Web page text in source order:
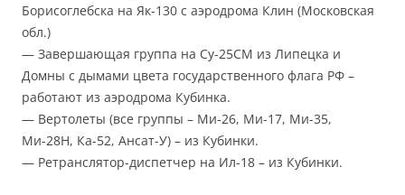
Борисоглебска на Як-130 с аэродрома Клин (Московская
обл.)
— Завершающая группа на Су-25СМ из Липецка и
Домны с дымами цвета государственного флага РФ –
работают из аэродрома Кубинка.
— Вертолеты (все группы – Ми-26, Ми-17, Ми-35,
Ми-28Н, Ка-52, Ансат-У) – из Кубинки.
— Ретранслятор-диспетчер на Ил-18 – из Кубинки.